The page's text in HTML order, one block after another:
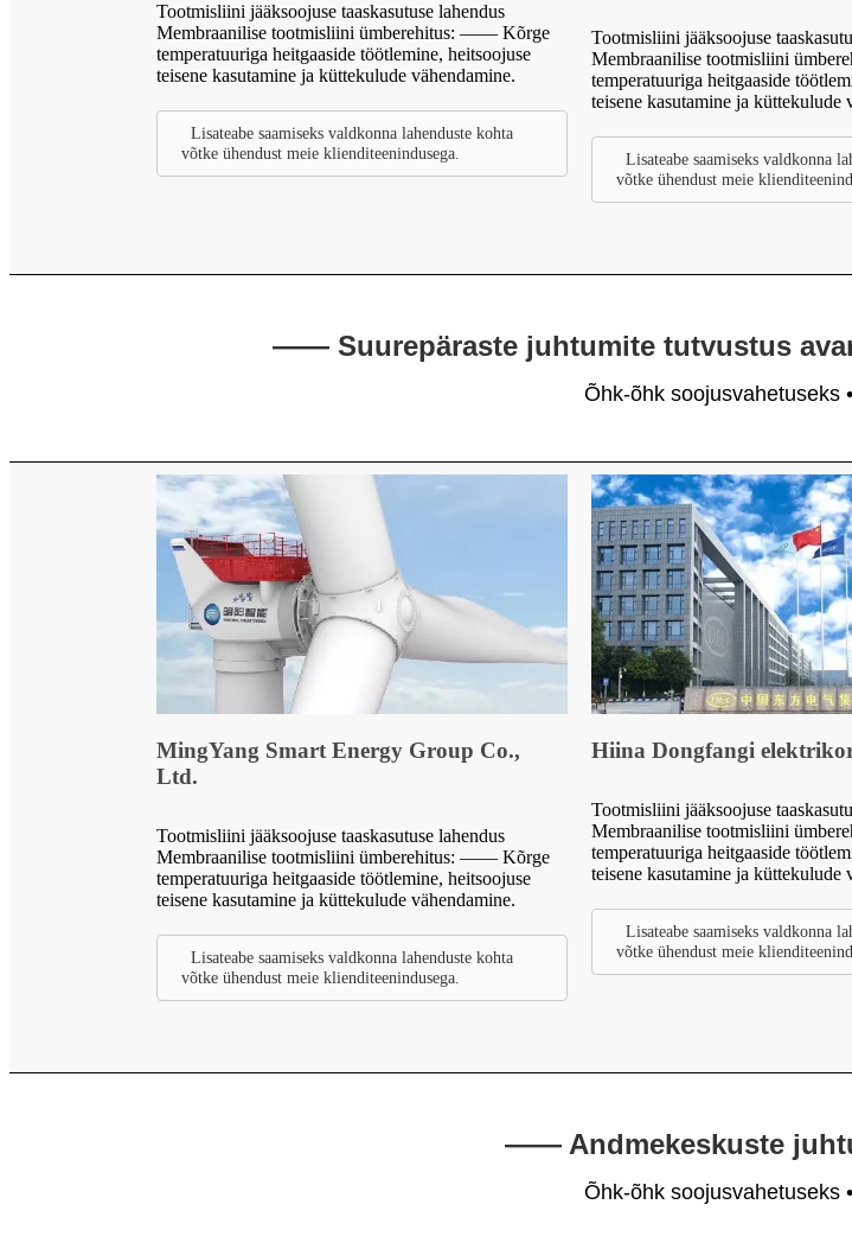
Tootmisliini jääksoojuse taaskasutuse lahendus
Membraanilise tootmisliini ümberehitus: —— Kõrge
temperatuuriga heitgaaside töötlemine, heitsoojuse
teisene kasutamine ja küttekulude vähendamine.
Lisateabe saamiseks valdkonna lahenduste kohta
võtke ühendust meie klienditeenindusega.
Tootmisliini jääksoojuse
Membraanilise tootmisliini
temperatuuriga heitgaaside
teisene kasutamine ja küttekulude
Lisateabe saamiseks valdkonna
võtke ühendust meie
—— Suurepäraste juhtumite tutvustus
Õhk-õhk soojusvahetuseks
MingYang Smart Energy Group Co.,
Ltd.
Tootmisliini jääksoojuse taaskasutuse lahendus
Membraanilise tootmisliini ümberehitus: —— Kõrge
temperatuuriga heitgaaside töötlemine, heitsoojuse
teisene kasutamine ja küttekulude vähendamine.
Lisateabe saamiseks valdkonna lahenduste kohta
võtke ühendust meie klienditeenindusega.
Hiina Dongfangi
Tootmisliini jääksoojuse
Membraanilise tootmisliini
temperatuuriga heitgaaside
teisene kasutamine ja küttekulude
Lisateabe saamiseks valdkonna
võtke ühendust meie
—— Andmekeskuste
Õhk-õhk soojusvahetuseks